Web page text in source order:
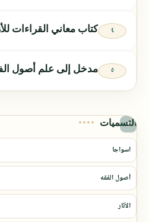
كتاب معاني القراءات
مدخل إلى علم أصول
التسميات